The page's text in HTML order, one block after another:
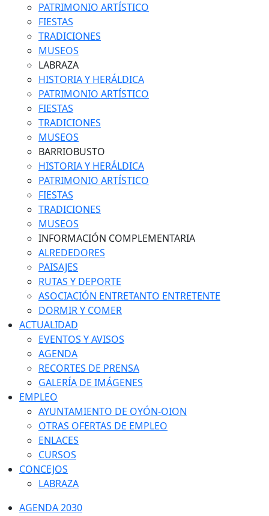
PATRIMONIO ARTÍSTICO
FIESTAS
TRADICIONES
MUSEOS
LABRAZA
HISTORIA Y HERÁLDICA
PATRIMONIO ARTÍSTICO
FIESTAS
TRADICIONES
MUSEOS
BARRIOBUSTO
HISTORIA Y HERÁLDICA
PATRIMONIO ARTÍSTICO
FIESTAS
TRADICIONES
MUSEOS
INFORMACIÓN COMPLEMENTARIA
ALREDEDORES
PAISAJES
RUTAS Y DEPORTE
ASOCIACIÓN ENTRETANTO ENTRETENTE
DORMIR Y COMER
ACTUALIDAD
EVENTOS Y AVISOS
AGENDA
RECORTES DE PRENSA
GALERÍA DE IMÁGENES
EMPLEO
AYUNTAMIENTO DE OYÓN-OION
OTRAS OFERTAS DE EMPLEO
ENLACES
CURSOS
CONCEJOS
LABRAZA
AGENDA 2030